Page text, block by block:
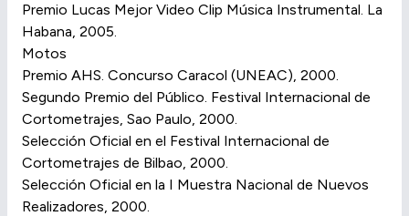
Premio Lucas Mejor Video Clip Música Instrumental. La
Habana, 2005.
Motos
Premio AHS. Concurso Caracol (UNEAC), 2000.
Segundo Premio del Público. Festival Internacional de
Cortometrajes, Sao Paulo, 2000.
Selección Oficial en el Festival Internacional de
Cortometrajes de Bilbao, 2000.
Selección Oficial en la I Muestra Nacional de Nuevos
Realizadores, 2000.